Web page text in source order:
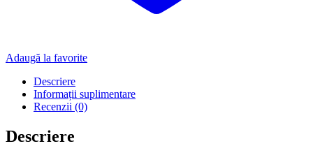
Adaugă la favorite
Descriere
Informații suplimentare
Recenzii (0)
Descriere